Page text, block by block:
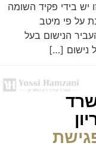
יש בידי פקיד השומה
על פי מיטב
הנישום בעל
נישום […]